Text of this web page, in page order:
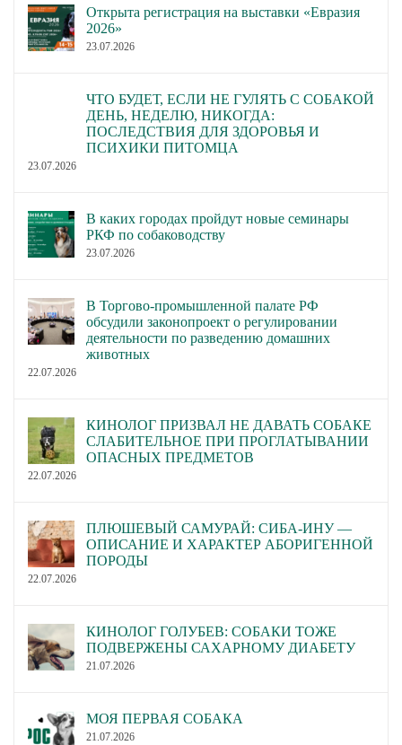
Открыта регистрация на выставки «Евразия
2026»
23.07.2026
ЧТО БУДЕТ, ЕСЛИ НЕ ГУЛЯТЬ С СОБАКОЙ
ДЕНЬ, НЕДЕЛЮ, НИКОГДА:
ПОСЛЕДСТВИЯ ДЛЯ ЗДОРОВЬЯ И
ПСИХИКИ ПИТОМЦА
23.07.2026
В каких городах пройдут новые семинары
РКФ по собаководству
23.07.2026
В Торгово-промышленной палате РФ
обсудили законопроект о регулировании
деятельности по разведению домашних
животных
22.07.2026
КИНОЛОГ ПРИЗВАЛ НЕ ДАВАТЬ СОБАКЕ
СЛАБИТЕЛЬНОЕ ПРИ ПРОГЛАТЫВАНИИ
ОПАСНЫХ ПРЕДМЕТОВ
22.07.2026
ПЛЮШЕВЫЙ САМУРАЙ: СИБА-ИНУ —
ОПИСАНИЕ И ХАРАКТЕР АБОРИГЕННОЙ
ПОРОДЫ
22.07.2026
КИНОЛОГ ГОЛУБЕВ: СОБАКИ ТОЖЕ
ПОДВЕРЖЕНЫ САХАРНОМУ ДИАБЕТУ
21.07.2026
МОЯ ПЕРВАЯ СОБАКА
21.07.2026